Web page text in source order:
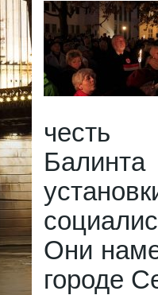
честь
Они
городе